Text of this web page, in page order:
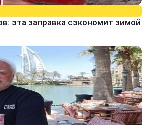
эта заправка сэкономит зимой